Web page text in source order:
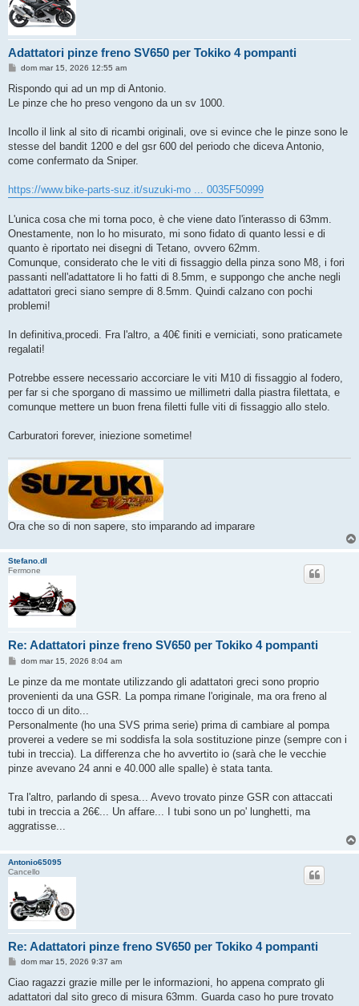
Adattatori pinze freno SV650 per Tokiko 4 pompanti
M
s
a
i
o
dom mar 15, 2026 12:55 am
Rispondo qui ad un mp di Antonio.
Le pinze che ho preso vengono da un sv 1000.
Incollo il link al sito di ricambi originali, ove si evince che le pinze sono le
stesse del bandit 1200 e del gsr 600 del periodo che diceva Antonio,
come confermato da Sniper.
https://www.bike-parts-suz.it/suzuki-mo ... 0035F50999
L'unica cosa che mi torna poco, è che viene dato l'interasso di 63mm.
Onestamente, non lo ho misurato, mi sono fidato di quanto lessi e di
quanto è riportato nei disegni di Tetano, ovvero 62mm.
Comunque, considerato che le viti di fissaggio della pinza sono M8, i fori
passanti nell'adattatore li ho fatti di 8.5mm, e suppongo che anche negli
adattatori greci siano sempre di 8.5mm. Quindi calzano con pochi
problemi!
In definitiva,procedi. Fra l'altro, a 40€ finiti e verniciati, sono praticamete
regalati!
Potrebbe essere necessario accorciare le viti M10 di fissaggio al fodero,
per far si che sporgano di massimo ue millimetri dalla piastra filettata, e
comunque mettere un buon frena filetti fulle viti di fissaggio allo stelo.
Carburatori forever, iniezione sometime!
Ora che so di non sapere, sto imparando ad imparare
Stefano.dl
Fermone
Re: Adattatori pinze freno SV650 per Tokiko 4 pompanti
M
s
a
g
i
o
dom mar 15, 2026 8:04 am
Le pinze da me montate utilizzando gli adattatori greci sono proprio
provenienti da una GSR. La pompa rimane l'originale, ma ora freno al
tocco di un dito...
Personalmente (ho una SVS prima serie) prima di cambiare al pompa
proverei a vedere se mi soddisfa la sola sostituzione pinze (sempre con i
tubi in treccia). La differenza che ho avvertito io (sarà che le vecchie
pinze avevano 24 anni e 40.000 alle spalle) è stata tanta.
Tra l'altro, parlando di spesa... Avevo trovato pinze GSR con attaccati
tubi in treccia a 26€... Un affare... I tubi sono un po' lunghetti, ma
aggratisse...
Antonio65095
Cancello
Re: Adattatori pinze freno SV650 per Tokiko 4 pompanti
M
s
a
dom mar 15, 2026 9:37 am
Ciao ragazzi grazie mille per le informazioni, ho appena comprato gli
adattatori dal sito greco di misura 63mm. Guarda caso ho pure trovato